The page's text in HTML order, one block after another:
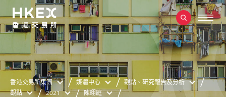
香港交易所集團 媒體中心
觀點、研究報告及分析
觀點
2021
陳翊庭